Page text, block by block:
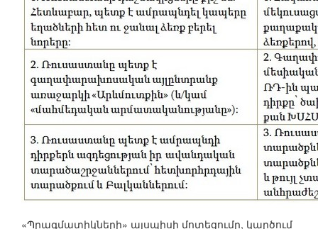
«Պրագմատիկների» այսպիսի մոտեցումը, կարծում